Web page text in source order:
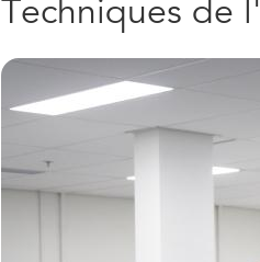
nouvel
onglet
Techniques de